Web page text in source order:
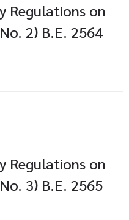
Regulations on
2) B.E. 2564
Regulations on
3) B.E. 2565